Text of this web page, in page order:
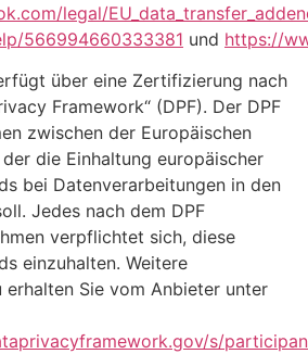
legal/
566994660333381 und https://
über eine Zertifizierung nach
Framework“ (DPF). Der DPF
zwischen der Europäischen
die Einhaltung europäischer
bei Datenverarbeitungen in den
Jedes nach dem DPF
verpflichtet sich, diese
einzuhalten. Weitere
erhalten Sie vom Anbieter unter
s/